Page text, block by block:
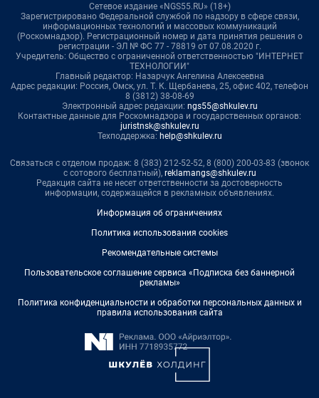
Сетевое издание «NGS55.RU» (18+)
Зарегистрировано Федеральной службой по надзору в сфере связи,
информационных технологий и массовых коммуникаций
(Роскомнадзор). Регистрационный номер и дата принятия решения о
регистрации - ЭЛ № ФС 77 - 78819 от 07.08.2020 г.
Учредитель: Общество с ограниченной ответственностью "ИНТЕРНЕТ
ТЕХНОЛОГИИ"
Главный редактор: Назарчук Ангелина Алексеевна
Адрес редакции: Россия, Омск, ул. Т. К. Щербанева, 25, офис 402, телефон
8 (3812) 38-08-69
Электронный адрес редакции: ngs55@shkulev.ru
Контактные данные для Роскомнадзора и государственных органов:
juristnsk@shkulev.ru
Техподдержка: help@shkulev.ru
Связаться с отделом продаж: 8 (383) 212-52-52, 8 (800) 200-03-83 (звонок
с сотового бесплатный), reklamangs@shkulev.ru
Редакция сайта не несет ответственности за достоверность
информации, содержащейся в рекламных объявлениях.
Информация об ограничениях
Политика использования cookies
Рекомендательные системы
Пользовательское соглашение сервиса «Подписка без баннерной
рекламы»
Политика конфиденциальности и обработки персональных данных и
правила использования сайта